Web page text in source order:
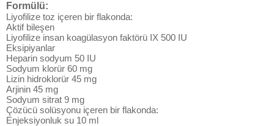
Formülü:
Liyofilize toz içeren bir flakonda:
Aktif bileşen
Liyofilize insan koagülasyon faktörü IX 500 IU
Eksipiyanlar
Heparin sodyum 50 IU
Sodyum klorür 60 mg
Lizin hidroklorür 45 mg
Arjinin 45 mg
Sodyum sitrat 9 mg
Çözücü solüsyonu içeren bir flakonda:
Enjeksiyonluk su 10 ml